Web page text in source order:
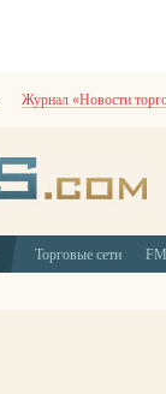
Журнал «Новости
Торговые сети